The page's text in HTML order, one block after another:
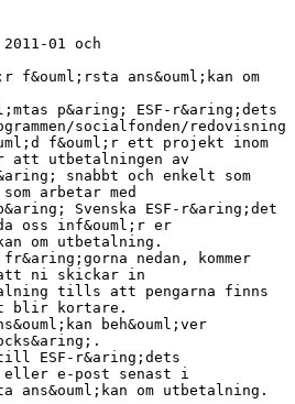
01 och
f&ouml;rsta ans&ouml;kan om
p&aring; ESF-r&aring;dets
socialfonden/redovisning
f&ouml;r ett projekt inom
att utbetalningen av
snabbt och enkelt som
arbetar med
Svenska ESF-r&aring;det
oss inf&ouml;r er
om utbetalning.
nedan, kommer
ni skickar in
tills att pengarna finns
blir kortare.
beh&ouml;ver
ESF-r&aring;dets
eller e-post senast i
ans&ouml;kan om utbetalning.